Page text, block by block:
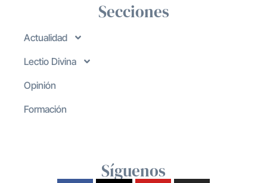
Secciones
Actualidad
Lectio Divina
Opinión
Formación
Síguenos